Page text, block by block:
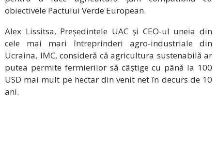
obiectivele Pactului Verde European.
Alex Lissitsa, Președintele UAC și CEO-ul uneia din
cele mai mari întreprinderi agro-industriale din
Ucraina, IMC, consideră că agricultura sustenabilă ar
putea permite fermierilor să câștige cu până la 100
USD mai mult pe hectar din venit net în decurs de 10
ani.